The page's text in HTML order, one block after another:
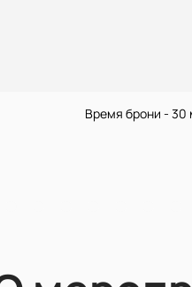
Время брони - 30